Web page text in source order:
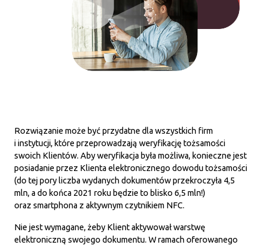
Rozwiązanie może być przydatne dla wszystkich firm
i instytucji, które przeprowadzają weryfikację tożsamości
swoich Klientów. Aby weryfikacja była możliwa, konieczne jest
posiadanie przez Klienta elektronicznego dowodu tożsamości
(do tej pory liczba wydanych dokumentów przekroczyła 4,5
mln, a do końca 2021 roku będzie to blisko 6,5 mln!)
oraz smartphona z aktywnym czytnikiem NFC.
Nie jest wymagane, żeby Klient aktywował warstwę
elektroniczną swojego dokumentu. W ramach oferowanego